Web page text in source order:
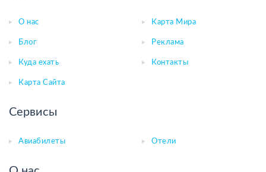
О нас Карта Мира
Блог Реклама
Куда ехать Контакты
Карта Сайта
Сервисы
Авиабилеты Отели